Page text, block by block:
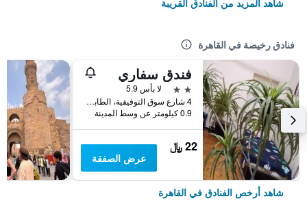
شاهد المزيد من الفنادق القريبة
فنادق رخيصة في القاهرة
فندق سفاري
2 نجمتين
لا بأس 5.9
4 شارع سوق التوفيقية، الطابق 5، وسط البلد, القاهرة, مصر
0.9 كيلومتر عن وسط المدينة
22 ﷼
عرض الصفقة
شاهد أرخص الفنادق في القاهرة